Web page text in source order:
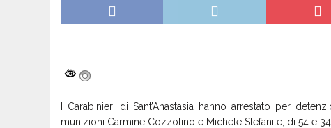
I Carabinieri di Sant’Anastasia hanno arrestato per
munizioni Carmine Cozzolino e Michele Stefanile, di 54 e